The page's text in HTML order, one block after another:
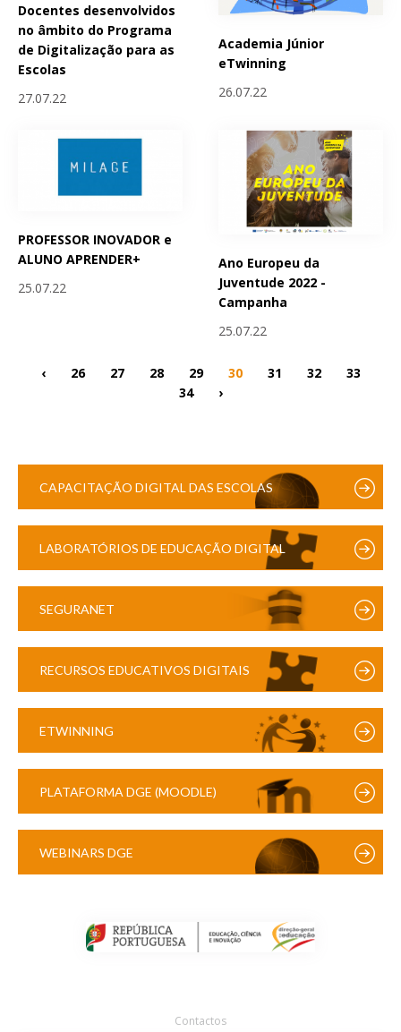
Docentes desenvolvidos
no âmbito do Programa
de Digitalização para as
Escolas
27.07.22
Academia Júnior
eTwinning
26.07.22
PROFESSOR INOVADOR e
ALUNO APRENDER+
25.07.22
Ano Europeu da
Juventude 2022 -
Campanha
25.07.22
‹ 26 27 28 29 30 31 32
33
34
›
CAPACITAÇÃO DIGITAL DAS ESCOLAS
LABORATÓRIOS DE EDUCAÇÃO DIGITAL
SEGURANET
RECURSOS EDUCATIVOS DIGITAIS
ETWINNING
PLATAFORMA DGE (MOODLE)
WEBINARS DGE
Contactos